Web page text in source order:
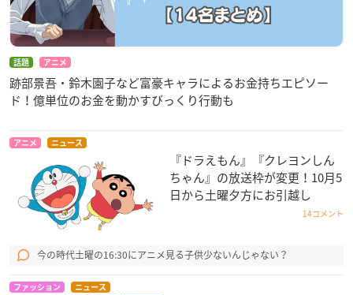
話題 アニメ
跡部景吾・鈴木園子など富豪キャラによるお金持ちエピソー
ド！億単位のお金を動かすびっくり行動も
アニメ ニュース
『ドラえもん』『クレヨンしん
ちゃん』の放送枠が変更！10月5
日から土曜夕方にお引越し
14コメント
今の時代土曜の16:30にアニメ見る子供少ないんじゃない？
ファッション ニュース